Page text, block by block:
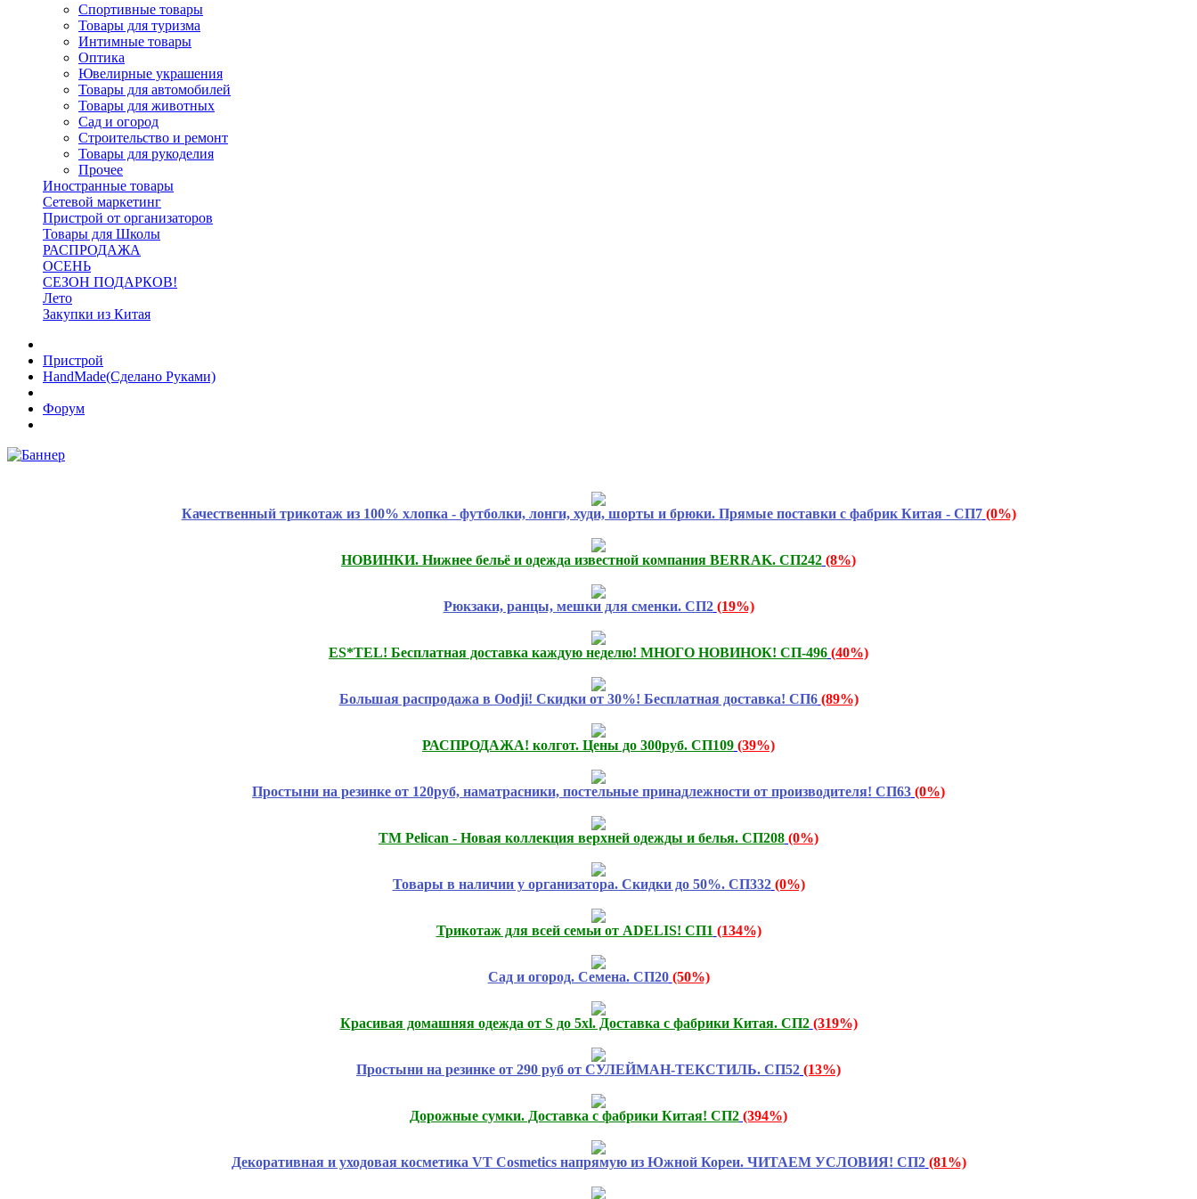
Спортивные товары
Товары для туризма
Интимные товары
Оптика
Ювелирные украшения
Товары для автомобилей
Товары для животных
Сад и огород
Строительство и ремонт
Товары для рукоделия
Прочее
Иностранные товары
Сетевой маркетинг
Пристрой от организаторов
Товары для Школы
РАСПРОДАЖА
ОСЕНЬ
СЕЗОН ПОДАРКОВ!
Лето
Закупки из Китая
Пристрой
HandMade(Сделано Руками)
Форум
Качественный трикотаж из 100% хлопка - футболки, лонги, худи, шорты и брюки. Прямые поставки с фабрик Китая - СП7 (0%)
НОВИНКИ. Нижнее бельё и одежда известной компания BERRAK. СП242 (8%)
Рюкзаки, ранцы, мешки для сменки. СП2 (19%)
ES*TEL! Бесплатная доставка каждую неделю! МНОГО НОВИНОК! СП-496 (40%)
Большая распродажа в Oodji! Скидки от 30%! Бесплатная доставка! СП6 (89%)
РАСПРОДАЖА! колгот. Цены до 300руб. СП109 (39%)
Простыни на резинке от 120руб, наматрасники, постельные принадлежности от производителя! СП63 (0%)
ТМ Pelican - Новая коллекция верхней одежды и белья. СП208 (0%)
Товары в наличии у организатора. Скидки до 50%. СП332 (0%)
Трикотаж для всей семьи от ADELIS! СП1 (134%)
Сад и огород. Семена. СП20 (50%)
Красивая домашняя одежда от S до 5xl. Доставка с фабрики Китая. СП2 (319%)
Простыни на резинке от 290 руб от СУЛЕЙМАН-ТЕКСТИЛЬ. СП52 (13%)
Дорожные сумки. Доставка с фабрики Китая! СП2 (394%)
Декоративная и уходовая косметика VT Cosmetics напрямую из Южной Кореи. ЧИТАЕМ УСЛОВИЯ! СП2 (81%)